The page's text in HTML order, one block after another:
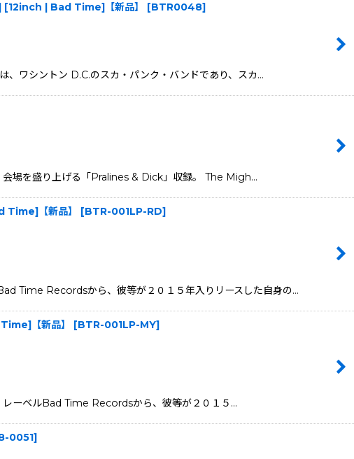
| Bad Time]【新品】 [BTR0048]
ワシントン D.C.のスカ・パンク・バンドであり、スカ…
会場を盛り上げる「Pralines & Dick」収録。 The Migh…
【新品】 [BTR-001LP-RD]
Time Recordsから、彼等が２０１５年入りリースした自身の…
【新品】 [BTR-001LP-MY]
ーベルBad Time Recordsから、彼等が２０１５…
0051]